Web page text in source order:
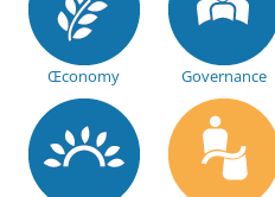
Œconomy Governance